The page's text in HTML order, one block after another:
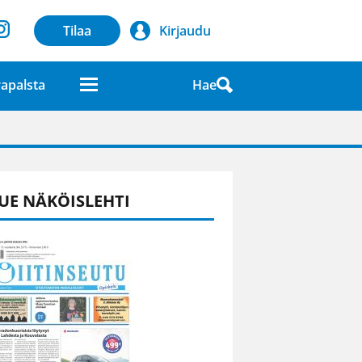
Tilaa Kirjaudu
Hae
lehdessä
NÄKÖISLEHTI